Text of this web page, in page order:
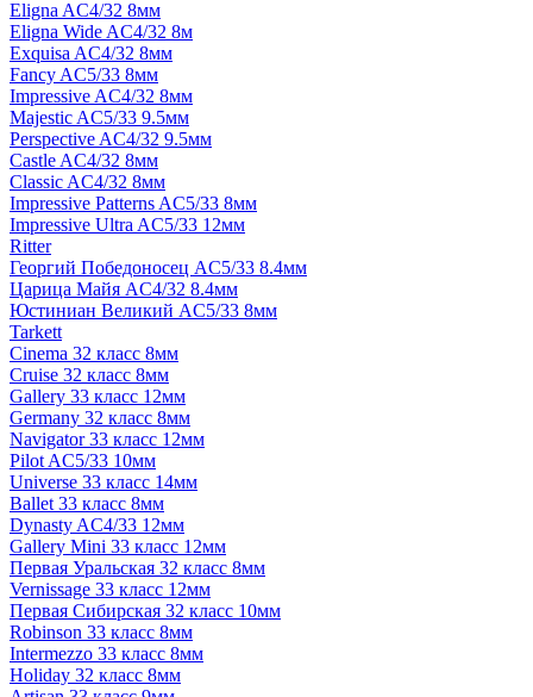
Eligna AC4/32 8мм
Eligna Wide AC4/32 8м
Exquisa AC4/32 8мм
Fancy AC5/33 8мм
Impressive AC4/32 8мм
Majestic AC5/33 9.5мм
Perspective AC4/32 9.5мм
Castle AC4/32 8мм
Classic AC4/32 8мм
Impressive Patterns AC5/33 8мм
Impressive Ultra AC5/33 12мм
Ritter
Георгий Победоносец AC5/33 8.4мм
Царица Майя AC4/32 8.4мм
Юстиниан Великий AC5/33 8мм
Tarkett
Cinema 32 класс 8мм
Cruise 32 класс 8мм
Gallery 33 класс 12мм
Germany 32 класс 8мм
Navigator 33 класс 12мм
Pilot AC5/33 10мм
Universe 33 класс 14мм
Ballet 33 класс 8мм
Dynasty AC4/33 12мм
Gallery Mini 33 класс 12мм
Первая Уральская 32 класс 8мм
Vernissage 33 класс 12мм
Первая Сибирская 32 класс 10мм
Robinson 33 класс 8мм
Intermezzo 33 класс 8мм
Holiday 32 класс 8мм